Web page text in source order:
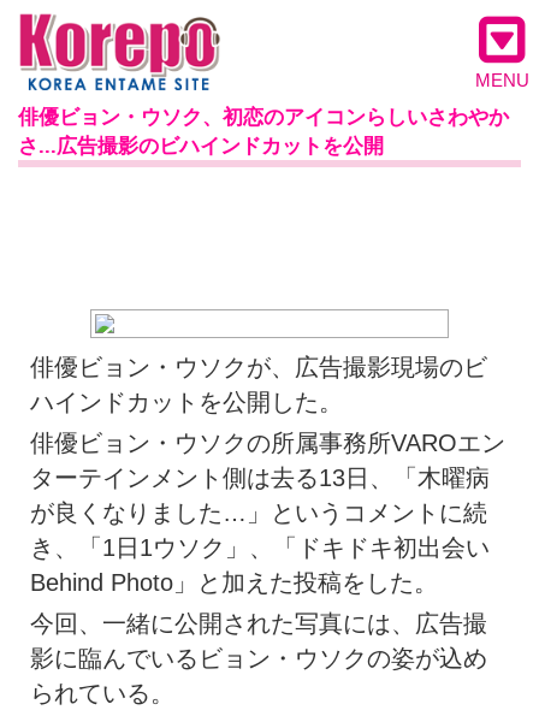
MENU
俳優ビョン・ウソク、初恋のアイコンらしいさわやか
さ...広告撮影のビハインドカットを公開
俳優ビョン・ウソクが、広告撮影現場のビ
ハインドカットを公開した。
俳優ビョン・ウソクの所属事務所VAROエン
ターテインメント側は去る13日、「木曜病
が良くなりました…」というコメントに続
き、「1日1ウソク」、「ドキドキ初出会い
Behind Photo」と加えた投稿をした。
今回、一緒に公開された写真には、広告撮
影に臨んでいるビョン・ウソクの姿が込め
られている。